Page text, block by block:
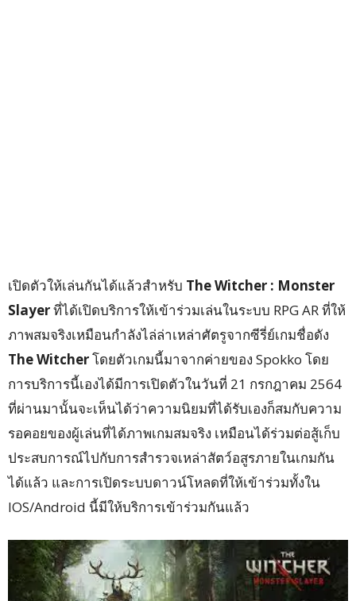
เปิดตัวให้เล่นกันได้แล้วสำหรับ The Witcher : Monster
Slayerที่ได้เปิดบริการให้เข้าร่วมเล่นในระบบ RPG AR ที่ให้
ภาพสมจริงเหมือนกำลังไล่ล่าเหล่าศัตรูจากซีรี่ย์เกมชื่อดัง
The Witcherโดยตัวเกมนี้มาจากค่ายของ Spokko โดย
การบริการนี้เองได้มีการเปิดตัวในวันที่ 21 กรกฎาคม 2564
ที่ผ่านมานั้นจะเห็นได้ว่าความนิยมที่ได้รับเองก็สมกับความ
รอคอยของผู้เล่นที่ได้ภาพเกมสมจริง เหมือนได้ร่วมต่อสู้เก็บ
ประสบการณ์ไปกับการสำรวจเหล่าสัตว์อสูรภายในเกมกัน
ได้แล้ว และการเปิดระบบดาวน์โหลดที่ให้เข้าร่วมทั้งใน
IOS/Android นี้มีให้บริการเข้าร่วมกันแล้ว